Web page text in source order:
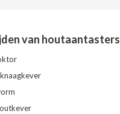
van houtaantasters